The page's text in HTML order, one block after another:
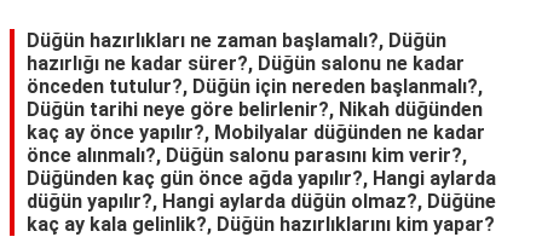
Düğün hazırlıkları ne zaman başlamalı?, Düğün
hazırlığı ne kadar sürer?, Düğün salonu ne kadar
önceden tutulur?, Düğün için nereden başlanmalı?,
Düğün tarihi neye göre belirlenir?, Nikah düğünden
kaç ay önce yapılır?, Mobilyalar düğünden ne kadar
önce alınmalı?, Düğün salonu parasını kim verir?,
Düğünden kaç gün önce ağda yapılır?, Hangi aylarda
düğün yapılır?, Hangi aylarda düğün olmaz?, Düğüne
kaç ay kala gelinlik?, Düğün hazırlıklarını kim yapar?